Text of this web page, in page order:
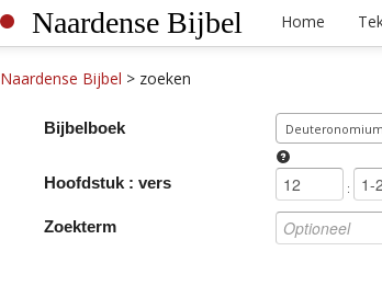
Naardense Bijbel Home
Naardense Bijbel > zoeken
Bijbelboek Deuteronomium
Hoofdstuk : vers :
Zoekterm